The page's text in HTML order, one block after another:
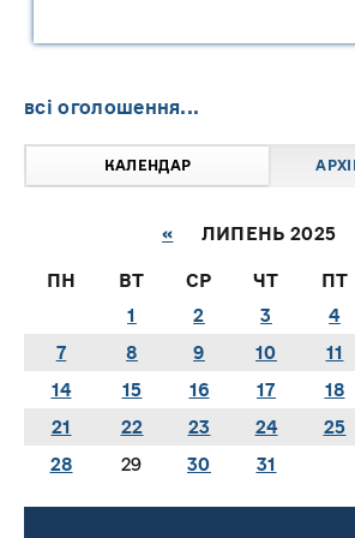
всі оголошення...
КАЛЕНДАР
« ЛИПЕНЬ 2025
ПН ВТ СР ЧТ ПТ
1
2 3 4
7
8 9 10 11
14
15 16 17 18
21
22 23 24 25
28
29 30 31